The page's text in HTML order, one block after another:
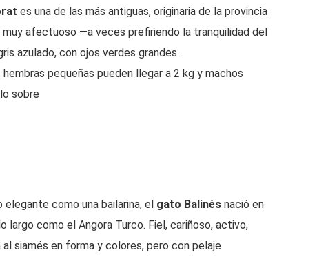
es una de las más antiguas, originaria de la provincia
afectuoso —a veces prefiriendo la tranquilidad del
azulado, con ojos verdes grandes.
hembras pequeñas pueden llegar a 2 kg y machos
sobre
como una bailarina, el gato Balinés nació en
largo como el Angora Turco. Fiel, cariñoso, activo,
siamés en forma y colores, pero con pelaje